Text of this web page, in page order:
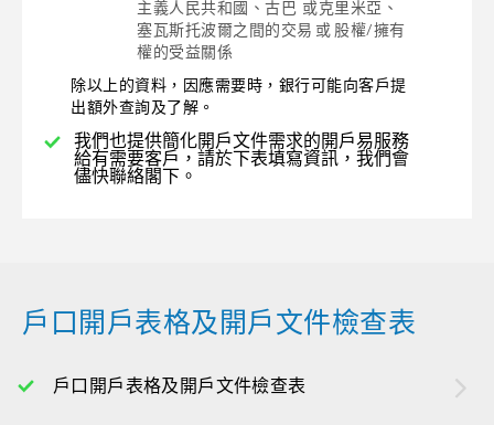
主義人民共和國、古巴 或克里米亞、
塞瓦斯托波爾之間的交易 或 股權/擁有
權的受益關係
除以上的資料，因應需要時，銀行可能向客戶提
出額外查詢及了解。
我們也提供簡化開戶文件需求的開戶易服務
給有需要客戶，請於下表填寫資訊，我們會
儘快聯絡閣下。
戶口開戶表格及開戶文件檢查表
戶口開戶表格及開戶文件檢查表